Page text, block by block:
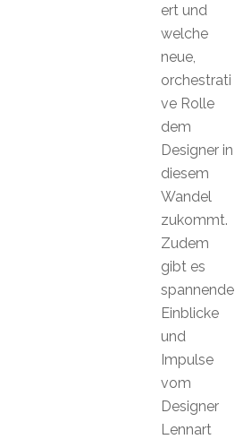
ert und
welche
neue,
orchestrati
ve Rolle
dem
Designer in
diesem
Wandel
zukommt.
Zudem
gibt es
spannende
Einblicke
und
Impulse
vom
Designer
Lennart